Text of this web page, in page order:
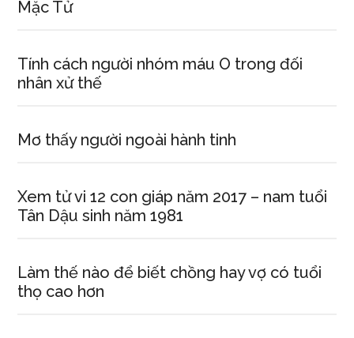
Mặc Tử
Tính cách người nhóm máu O trong đối
nhân xử thế
Mơ thấy người ngoài hành tinh
Xem tử vi 12 con giáp năm 2017 – nam tuổi
Tân Dậu sinh năm 1981
Làm thế nào để biết chồng hay vợ có tuổi
thọ cao hơn